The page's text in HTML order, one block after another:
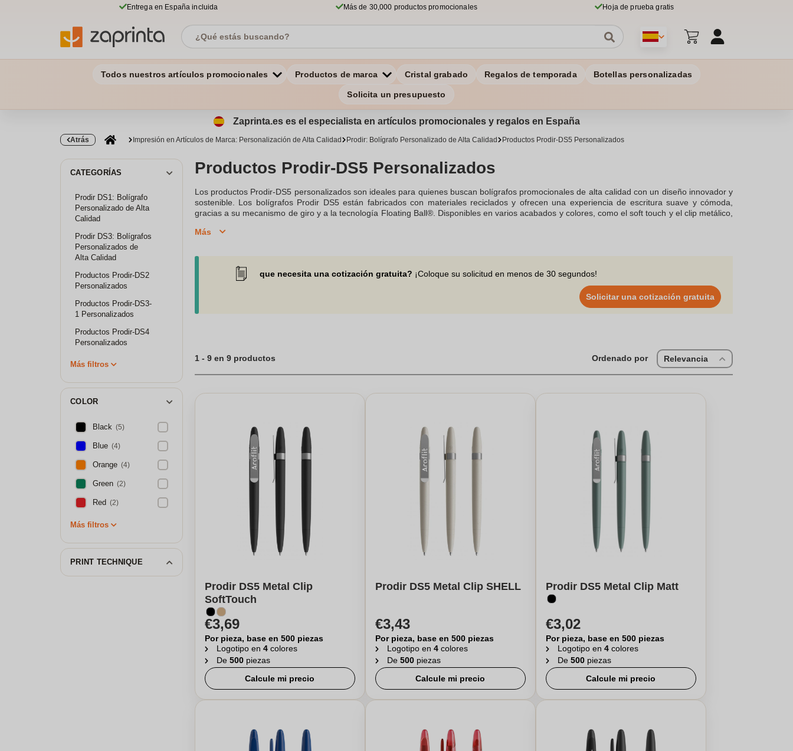
Entrega en España incluida Más de 30,000 productos promocionales Hoja de prueba gratis
Todos nuestros artículos promocionales Productos de marca Cristal grabado Regalos de temporada Botellas personalizadas
Solicita un presupuesto
Zaprinta.es es el especialista en artículos promocionales y regalos en España
Atrás Impresión en Artículos de Marca: Personalización de Alta Calidad Prodir: Bolígrafo Personalizado de Alta Calidad Productos Prodir-DS5 Personalizados
CATEGORÍAS
Prodir DS1: Bolígrafo
Personalizado de Alta
Calidad
Prodir DS3: Bolígrafos
Personalizados de
Alta Calidad
Productos Prodir-DS2
Personalizados
Productos Prodir-DS3-
1 Personalizados
Productos Prodir-DS4
Personalizados
Más filtros
COLOR
Black (5)
Blue (4)
Orange (4)
Green (2)
Red (2)
Más filtros
PRINT TECHNIQUE
Productos Prodir-DS5 Personalizados
Los productos Prodir-DS5 personalizados son ideales para quienes buscan bolígrafos promocionales de alta calidad con un diseño innovador y
sostenible. Los bolígrafos Prodir DS5 están fabricados con materiales reciclados y ofrecen una experiencia de escritura suave y cómoda,
gracias a su mecanismo de giro y a la tecnología Floating Ball®. Disponibles en varios acabados y colores, como el soft touch y el clip metálico,
DS5, hecha de plástico enriquecido con conchas marinas recicladas, refleja un compromiso con el medio ambiente y añade un toque único a
ayudan a transmitir la imagen de tu marca de manera profesional y ecológica.
Más
que necesita una cotización gratuita? ¡Coloque su solicitud en menos de 30 segundos!
Solicitar una cotización gratuita
1 - 9 en 9 productos Ordenado por Relevancia
Prodir DS5 Metal Clip
SoftTouch
€3,69
Por pieza, base en 500 piezas
Logotipo en 4 colores
De 500 piezas
Calcule mi precio
Prodir DS5 Metal Clip SHELL
€3,43
Por pieza, base en 500 piezas
Logotipo en 4 colores
De 500 piezas
Calcule mi precio
Prodir DS5 Metal Clip Matt
€3,02
Por pieza, base en 500 piezas
Logotipo en 4 colores
De 500 piezas
Calcule mi precio